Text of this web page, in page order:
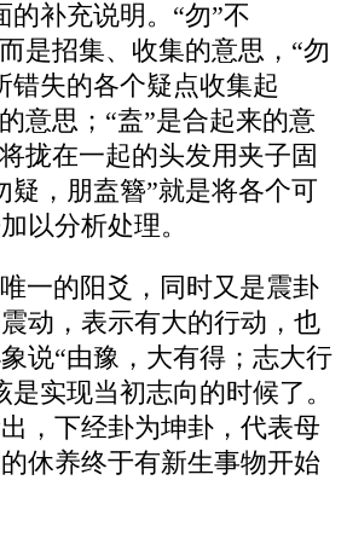
的补充说明。“勿”不
是招集、收集的意思，“勿
错失的各个疑点收集起
意思；“盍”是合起来的意
拢在一起的头发用夹子固
疑，朋盍簪”就是将各个可
以分析处理。
一的阳爻，同时又是震卦
动，表示有大的行动，也
说“由豫，大有得；志大行
实现当初志向的时候了。
，下经卦为坤卦，代表母
休养终于有新生事物开始